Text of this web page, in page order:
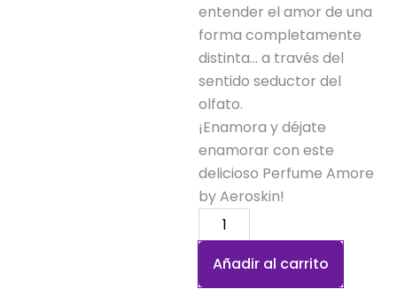
entender el amor de una
forma completamente
distinta… a través del
sentido seductor del
olfato.
¡Enamora y déjate
enamorar con este
delicioso Perfume Amore
by Aeroskin!
Amore
Parfum
60ml
cantidad
Añadir al carrito